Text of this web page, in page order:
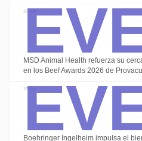
30 Jun
MSD Animal Health refuerza su
en los Beef Awards 2026 de
19 Jun
Boehringer Ingelheim impulsa el